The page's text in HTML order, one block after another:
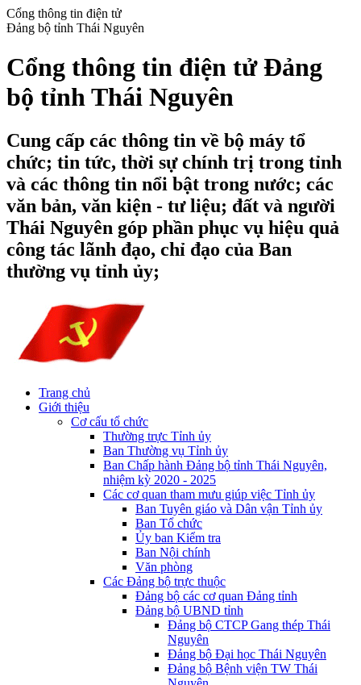
Cổng thông tin điện tử
Đảng bộ tỉnh Thái Nguyên
Cổng thông tin điện tử Đảng
bộ tỉnh Thái Nguyên
Cung cấp các thông tin về bộ máy tổ
chức; tin tức, thời sự chính trị trong tỉnh
và các thông tin nổi bật trong nước; các
văn bản, văn kiện - tư liệu; đất và người
Thái Nguyên góp phần phục vụ hiệu quả
công tác lãnh đạo, chỉ đạo của Ban
thường vụ tỉnh ủy;
Trang chủ
Giới thiệu
Cơ cấu tổ chức
Thường trực Tỉnh ủy
Ban Thường vụ Tỉnh ủy
Ban Chấp hành Đảng bộ tỉnh Thái Nguyên,
nhiệm kỳ 2020 - 2025
Các cơ quan tham mưu giúp việc Tỉnh ủy
Ban Tuyên giáo và Dân vận Tỉnh ủy
Ban Tổ chức
Ủy ban Kiểm tra
Ban Nội chính
Văn phòng
Các Đảng bộ trực thuộc
Đảng bộ các cơ quan Đảng tỉnh
Đảng bộ UBND tỉnh
Đảng bộ CTCP Gang thép Thái
Nguyên
Đảng bộ Đại học Thái Nguyên
Đảng bộ Bệnh viện TW Thái